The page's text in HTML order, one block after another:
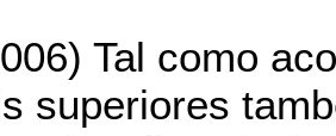
Tal como
superiores